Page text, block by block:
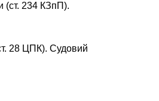
(ст. 234 КЗпП).
28 ЦПК). Судовий